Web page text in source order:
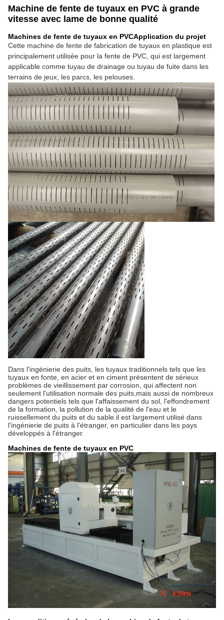
Machine de fente de tuyaux en PVC à grande
vitesse avec lame de bonne qualité
Machines de fente de tuyaux en PVCApplication du projet
Cette machine de fente de fabrication de tuyaux en plastique est
principalement utilisée pour la fente de PVC, qui est largement
applicable comme tuyau de drainage ou tuyau de fuite dans les
terrains de jeux, les parcs, les pelouses.
Dans l'ingénierie des puits, les tuyaux traditionnels tels que les
tuyaux en fonte, en acier et en ciment présentent de sérieux
problèmes de vieillissement par corrosion, qui affectent non
seulement l'utilisation normale des puits,mais aussi de nombreux
dangers potentiels tels que l'affaissement du sol, l'effondrement
de la formation, la pollution de la qualité de l'eau et le
ruissellement du puits et du sable.il est largement utilisé dans
l'ingénierie de puits à l'étranger, en particulier dans les pays
développés à l'étranger.
Machines de fente de tuyaux en PVC